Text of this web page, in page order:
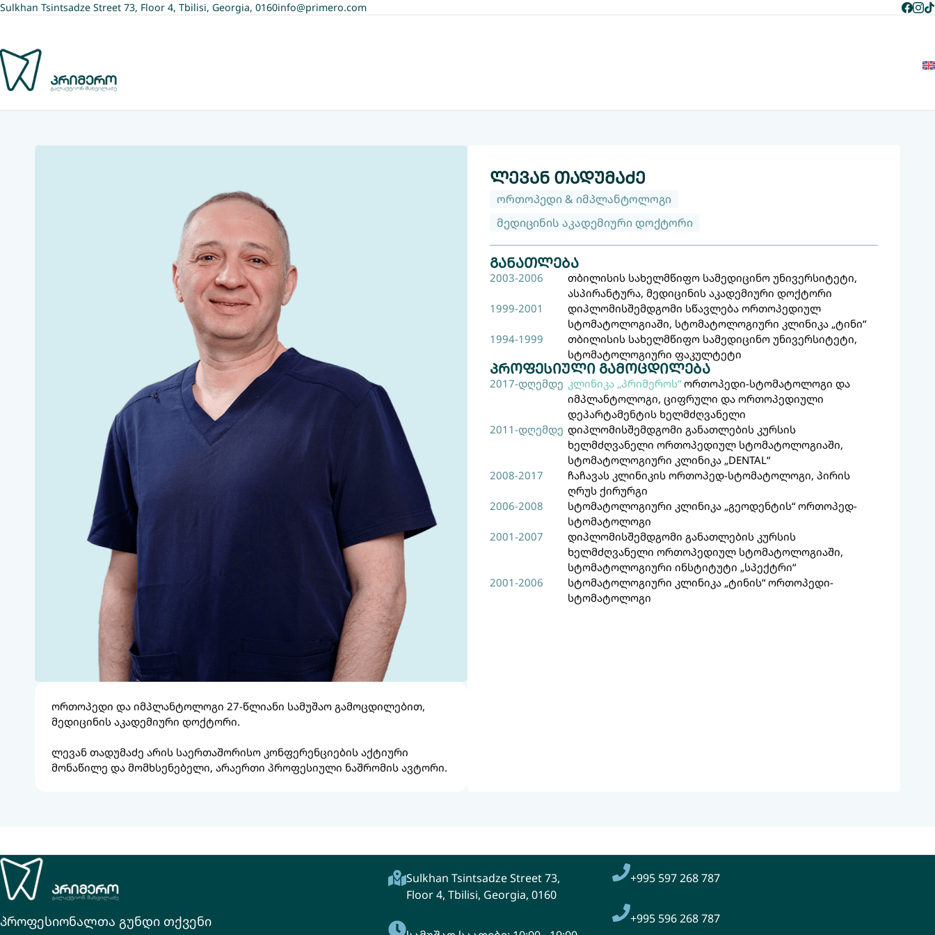
Sulkhan Tsintsadze Street 73, Floor 4, Tbilisi, Georgia, 0160info@primero.com
ორთოპედი და იმპლანტოლოგი 27-წლიანი სამუშაო გამოცდილებით,
მედიცინის აკადემიური დოქტორი.
ლევან თადუმაძე არის საერთაშორისო კონფერენციების აქტიური
მონაწილე და მომხსენებელი, არაერთი პროფესიული ნაშრომის ავტორი.
ლევან თადუმაძე
ორთოპედი & იმპლანტოლოგი
მედიცინის აკადემიური დოქტორი
განათლება
2003-2006
თბილისის სახელმწიფო სამედიცინო უნივერსიტეტი,
ასპირანტურა, მედიცინის აკადემიური დოქტორი
1999-2001
დიპლომისშემდგომი სწავლება ორთოპედიულ
სტომატოლოგიაში, სტომატოლოგიური კლინიკა „ტინი“
1994-1999
თბილისის სახელმწიფო სამედიცინო უნივერსიტეტი,
სტომატოლოგიური ფაკულტეტი
პროფესიული გამოცდილება
2017-დღემდე კლინიკა „პრიმეროს“ორთოპედი-სტომატოლოგი და
იმპლანტოლოგი, ციფრული და ორთოპედიული
დეპარტამენტის ხელმძღვანელი
2011-დღემდე დიპლომისშემდგომი განათლების კურსის
ხელმძღვანელი ორთოპედიულ სტომატოლოგიაში,
სტომატოლოგიური კლინიკა „DENTAL“
2008-2017
ჩაჩავას კლინიკის ორთოპედ-სტომატოლოგი, პირის
ღრუს ქირურგი
2006-2008
სტომატოლოგიური კლინიკა „გეოდენტის“ ორთოპედ-
სტომატოლოგი
2001-2007
დიპლომისშემდგომი განათლების კურსის
ხელმძღვანელი ორთოპედიულ სტომატოლოგიაში,
სტომატოლოგიური ინსტიტუტი „სპექტრი“
2001-2006
სტომატოლოგიური კლინიკა „ტინის“ ორთოპედი-
სტომატოლოგი
პროფესიონალთა გუნდი თქვენი
Sulkhan Tsintsadze Street 73,
Floor 4, Tbilisi, Georgia, 0160
+995 597 268 787
+995 596 268 787